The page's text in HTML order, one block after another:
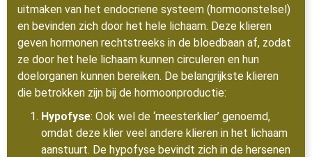
uitmaken van het endocriene systeem (hormoonstelsel)
en bevinden zich door het hele lichaam. Deze klieren
geven hormonen rechtstreeks in de bloedbaan af, zodat
ze door het hele lichaam kunnen circuleren en hun
doelorganen kunnen bereiken. De belangrijkste klieren
die betrokken zijn bij de hormoonproductie:
Hypofyse: Ook wel de ‘meesterklier’ genoemd,
omdat deze klier veel andere klieren in het lichaam
aanstuurt. De hypofyse bevindt zich in de hersenen